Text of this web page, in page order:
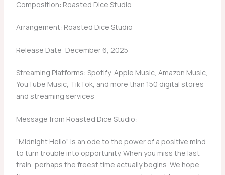
Composition: Roasted Dice Studio
Arrangement: Roasted Dice Studio
Release Date: December 6, 2025
Streaming Platforms: Spotify, Apple Music, Amazon Music,
YouTube Music, TikTok, and more than 150 digital stores
and streaming services
Message from Roasted Dice Studio:
“Midnight Hello” is an ode to the power of a positive mind
to turn trouble into opportunity. When you miss the last
train, perhaps the freest time actually begins. We hope